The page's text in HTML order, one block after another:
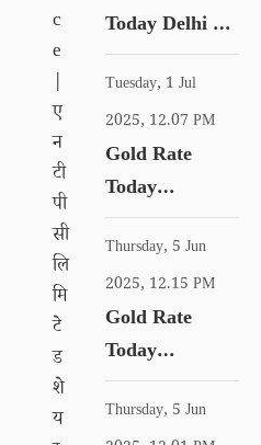
c
e
|
ए
न
टी
पी
सी
लि
मि
टे
ड
शे
य
Today Delhi |
आज फिर सोना १
लाख के करीब,
चेक करें 18 से 24
कैरेट गोल्ड का रेट
Tuesday, 1 Jul
2025, 12.07 PM
Gold Rate
Today
Ahmedabad |
आज फिर सोना १
लाख के करीब,
चेक करें 18 से 24
कैरेट गोल्ड का रेट
Thursday, 5 Jun
2025, 12.15 PM
Gold Rate
Today
Ahmedabad |
आज सोना १ लाख
Thursday, 5 Jun